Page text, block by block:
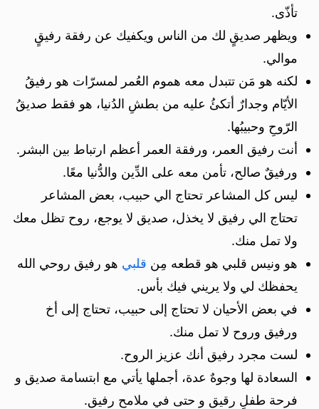
تأذّى.
ويظهر صديقٍ لك من الناس ويكفيك عن رفقة رفيقٍ
موالي.
لكنه هو مَن تتبدل معه هموم العُمر لمسرّات هو رفيقُ
الأيّام وجدارٌ أتكئُ عليه من بطشِ الدُنيا، هو فقط صديقُ
الرّوحِ وحبيبُها.
أنت رفيق العمر، ورفقة العمر أعظم ارتباط بين البشر.
ورفيقٌ صالح، تأمن معه على الدِّين والدُّنيا معًا.
ليس كل المشاعر تحتاج الي حبيب، بعض المشاعر
تحتاج الي رفيق لا يخذل، صديق لا يوجع، روح تظل معك
ولا تمل منك.
هو ونيس قلبي هو قطعه مِن قلبي هو رفيق روحي الله
يحفظك لي ولا يريني فيك بأس.
في بعض الأحيان لا تحتاج إلى حبيب، تحتاج إلى أخ
ورفيق وروح لا تمل منك.
لست مجرد رفيق أنك عزيز الروح.
السعادة لها وجوهٌ عدة، أجملها يأتي مع ابتسامة صديق و
فرحة طفلٍ رقيق و حتى في ملامح رفيق.